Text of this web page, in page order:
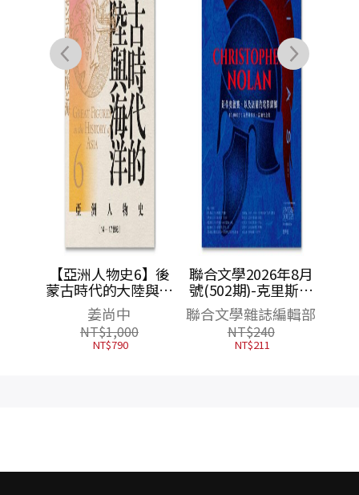
【亞洲人物史6】後
蒙古時代的大陸與海
洋〔14—17世紀〕
姜尚中
NT$1,000
NT$790
聯合文學2026年8月
號(502期)-克里斯多
夫・諾蘭與《奧德
賽》
聯合文學雜誌編輯部
NT$240
NT$211